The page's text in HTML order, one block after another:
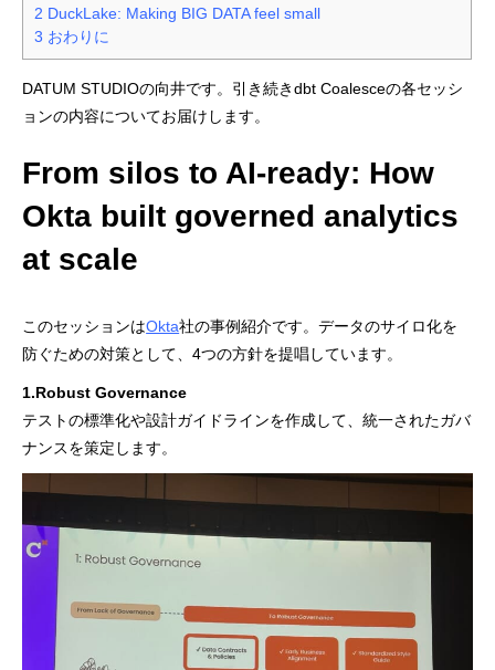
2 DuckLake: Making BIG DATA feel small
3 おわりに
DATUM STUDIOの向井です。引き続きdbt Coalesceの各セッシ
ョンの内容についてお届けします。
From silos to AI-ready: How
Okta built governed analytics
at scale
このセッションはOkta社の事例紹介です。データのサイロ化を
防ぐための対策として、4つの方針を提唱しています。
1.Robust Governance
テストの標準化や設計ガイドラインを作成して、統一されたガバ
ナンスを策定します。